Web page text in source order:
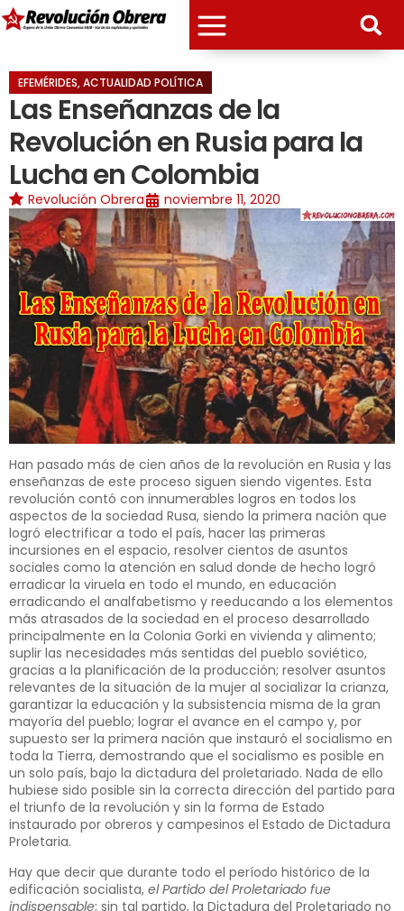
EFEMÉRIDES,ACTUALIDAD POLÍTICA
Las Enseñanzas de la
Revolución en Rusia para la
Lucha en Colombia
Revolución Obrera noviembre 11, 2020
Han pasado más de cien años de la revolución en Rusia y las
enseñanzas de este proceso siguen siendo vigentes. Esta
revolución contó con innumerables logros en todos los
aspectos de la sociedad Rusa, siendo la primera nación que
logró electrificar a todo el país, hacer las primeras
incursiones en el espacio, resolver cientos de asuntos
sociales como la atención en salud donde de hecho logró
erradicar la viruela en todo el mundo, en educación
erradicando el analfabetismo y reeducando a los elementos
más atrasados de la sociedad en el proceso desarrollado
principalmente en la Colonia Gorki en vivienda y alimento;
suplir las necesidades más sentidas del pueblo soviético,
gracias a la planificación de la producción; resolver asuntos
relevantes de la situación de la mujer al socializar la crianza,
garantizar la educación y la subsistencia misma de la gran
mayoría del pueblo; lograr el avance en el campo y, por
supuesto ser la primera nación que instauró el socialismo en
toda la Tierra, demostrando que el socialismo es posible en
un solo país, bajo la dictadura del proletariado. Nada de ello
hubiese sido posible sin la correcta dirección del partido para
el triunfo de la revolución y sin la forma de Estado
instaurado por obreros y campesinos el Estado de Dictadura
Proletaria.
Hay que decir que durante todo el período histórico de la
edificación socialista, el Partido del Proletariado fue
indispensable; sin tal partido, la Dictadura del Proletariado no